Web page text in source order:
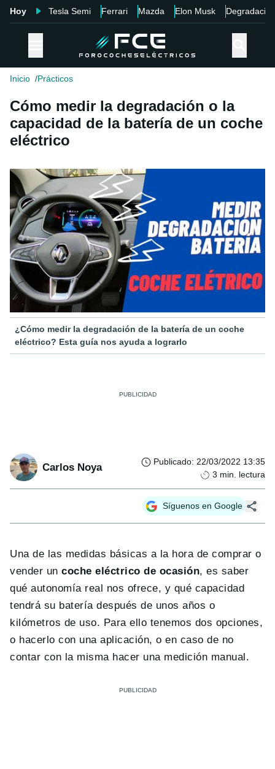
Hoy Tesla Semi Ferrari Mazda Elon Musk Degradación
Inicio Prácticos
Cómo medir la degradación o la
capacidad de la batería de un coche
eléctrico
¿Cómo medir la degradación de la batería de un coche
eléctrico? Esta guía nos ayuda a lograrlo
Carlos Noya Publicado: 22/03/2022 13:35
3 min. lectura
Síguenos en Google
Una de las medidas básicas a la hora de comprar o
vender uncoche eléctrico de ocasión, es saber
qué autonomía real nos ofrece, y qué capacidad
tendrá su batería después de unos años o
kilómetros de uso. Para ello tenemos dos opciones,
o hacerlo con una aplicación, o en caso de no
contar con la misma hacer una medición manual.